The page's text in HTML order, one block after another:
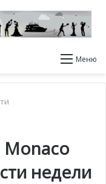
Меню
Monaco
недели